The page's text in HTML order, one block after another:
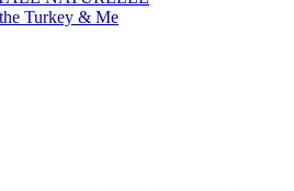
Turkey & Me